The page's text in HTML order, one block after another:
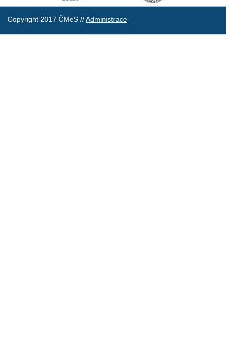
Copyright 2017 ČMeS //Administrace